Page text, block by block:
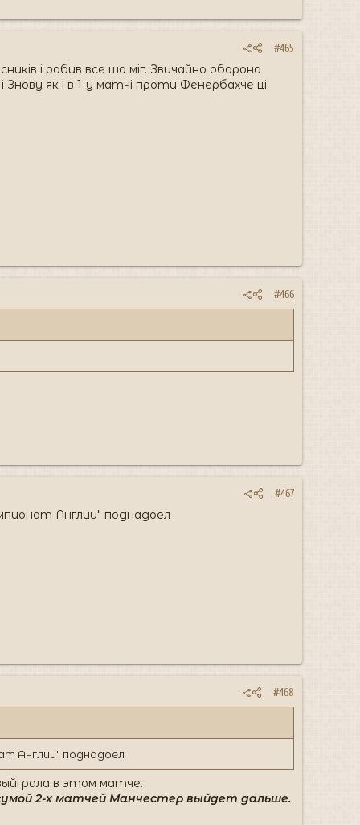
#465
і робив все шо міг. Звичайно оборона
Знову як і в 1-у матчі проти Фенербахче ці
#466
#467
Англии" поднадоел
#468
Англии" поднадоел
в этом матче.
2-х матчей Манчестер выйдет дальше.